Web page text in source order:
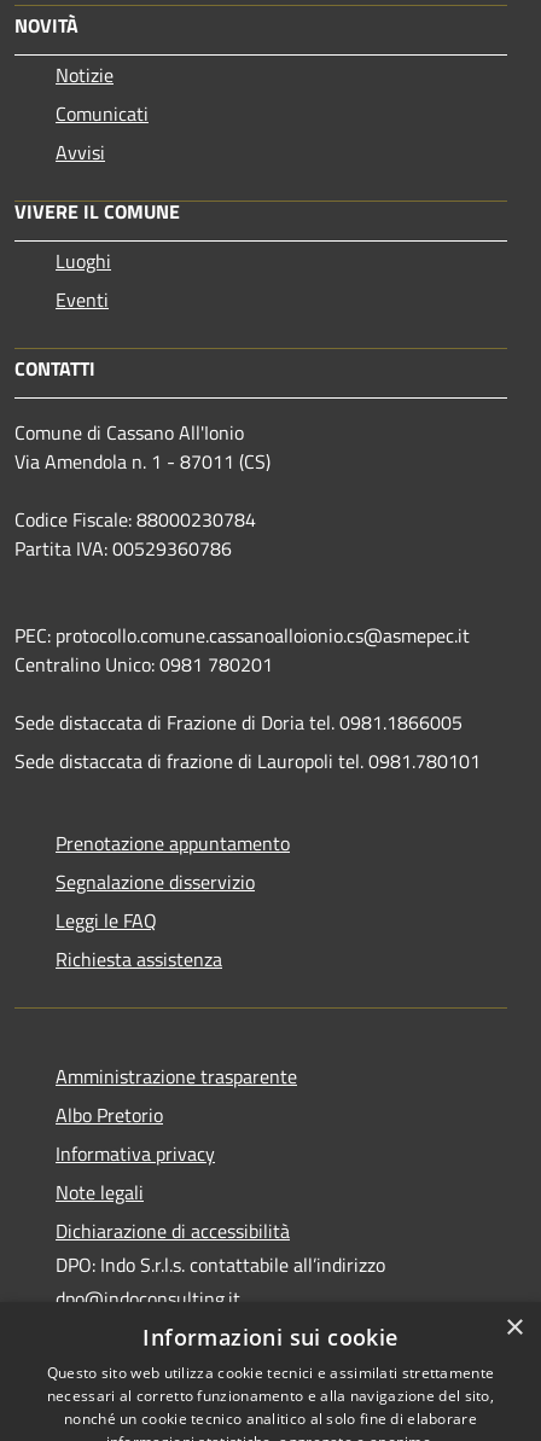
NOVITÀ
Notizie
Comunicati
Avvisi
VIVERE IL COMUNE
Luoghi
Eventi
CONTATTI
Comune di Cassano All'Ionio
Via Amendola n. 1 - 87011 (CS)
Codice Fiscale: 88000230784
Partita IVA: 00529360786
PEC: protocollo.comune.cassanoalloionio.cs@asmepec.it
Centralino Unico: 0981 780201
Sede distaccata di Frazione di Doria tel. 0981.1866005
Sede distaccata di frazione di Lauropoli tel. 0981.780101
Prenotazione appuntamento
Segnalazione disservizio
Leggi le FAQ
Richiesta assistenza
Amministrazione trasparente
Albo Pretorio
Informativa privacy
Note legali
Dichiarazione di accessibilità
DPO: Indo S.r.l.s. contattabile all’indirizzo
dpo@indoconsulting.it
×
Informazioni sui cookie
Questo sito web utilizza cookie tecnici e assimilati strettamente
necessari al corretto funzionamento e alla navigazione del sito,
nonché un cookie tecnico analitico al solo fine di elaborare